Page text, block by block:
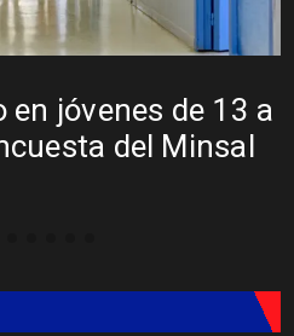
del Parque
inversión de $4